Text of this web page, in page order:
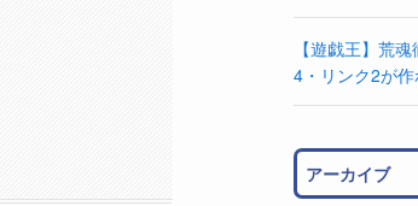
【遊戯王】荒
4・リンク2が作
アーカイブ